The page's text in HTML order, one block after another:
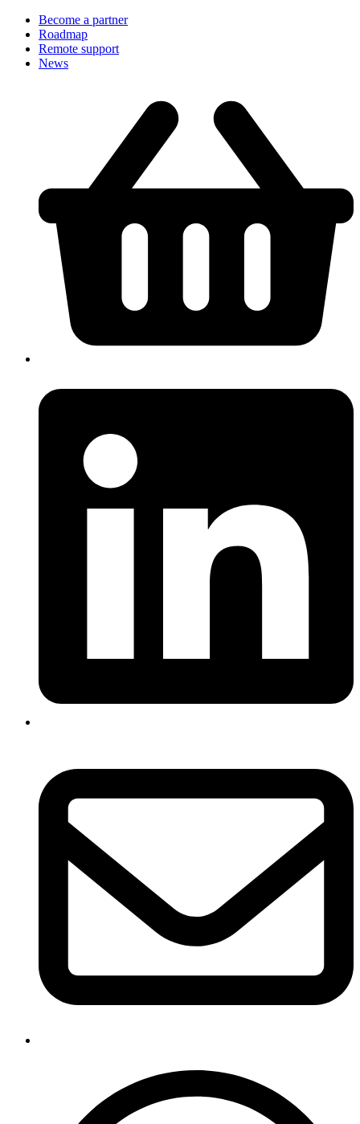
Become a partner
Roadmap
Remote support
News